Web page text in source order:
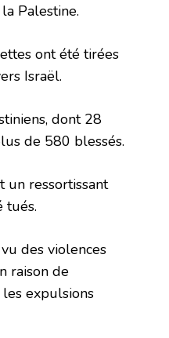
Palestine.
ont été tirées
Israël.
dont 28
de 580 blessés.
un ressortissant
tués.
des violences
raison de
les expulsions